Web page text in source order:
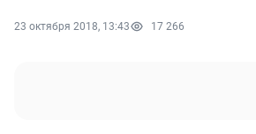
23 октября 2018, 13:43 17 266